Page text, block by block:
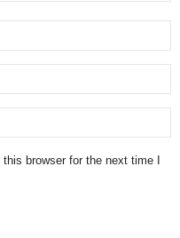
browser for the next time I